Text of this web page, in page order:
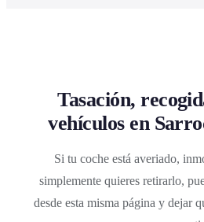
Tasación,
vehículos en
Si tu coche está averiado,
simplemente quieres retirarlo,
desde esta misma página y dejar